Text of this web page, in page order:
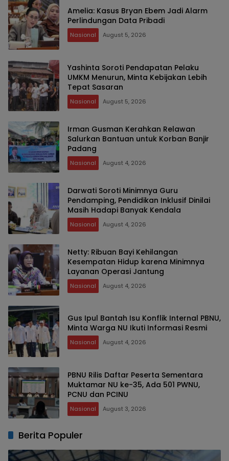
Amelia: Kasus Bryan Ebem Jadi Alarm
Perlindungan Data Pribadi
Nasional August 5, 2026
Yashinta Soroti Pendapatan Pelaku
UMKM Menurun, Minta Kebijakan Lebih
Tepat Sasaran
Nasional August 5, 2026
Irman Gusman Kerahkan Relawan
Salurkan Bantuan untuk Korban Banjir
Padang
Nasional August 4, 2026
Darwati Soroti Minimnya Guru
Pendamping, Pendidikan Inklusif Dinilai
Masih Hadapi Banyak Kendala
Nasional August 4, 2026
Netty: Ribuan Bayi Kehilangan
Kesempatan Hidup karena Minimnya
Layanan Operasi Jantung
Nasional August 4, 2026
Gus Ipul Bantah Isu Konflik Internal PBNU,
Minta Warga NU Ikuti Informasi Resmi
Nasional August 4, 2026
PBNU Rilis Daftar Peserta Sementara
Muktamar NU ke-35, Ada 501 PWNU,
PCNU dan PCINU
Nasional August 3, 2026
Berita Populer